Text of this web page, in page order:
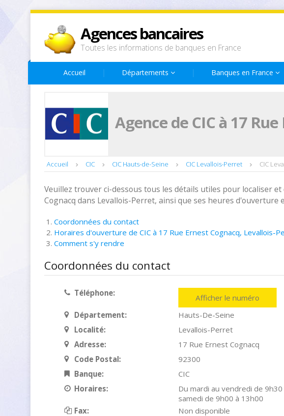
Agences bancaires
Toutes les informations de banques en France
Accueil Départements Banques en France
Agence de CIC à 17
Accueil CIC CIC Hauts-de-Seine CIC Levallois-Perret CIC
Veuillez trouver ci-dessous tous les détails utiles pour localiser
Cognacq dans Levallois-Perret, ainsi que ses heures d'ouverture
Coordonnées du contact
Horaires d'ouverture de CIC à 17 Rue Ernest Cognacq, Levallois-
Comment s'y rendre
Coordonnées du contact
Téléphone:
Afficher le numéro
Département:
Hauts-De-Seine
Localité:
Levallois-Perret
Adresse:
17 Rue Ernest Cognacq
Code Postal:
92300
Banque:
CIC
Horaires:
Du mardi au vendredi de
samedi de 9h00 à 13h00
Fax:
Non disponible